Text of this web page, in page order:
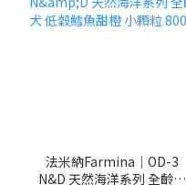
法米納Farmina｜OD-3
N&D 天然海洋系列 全齡犬